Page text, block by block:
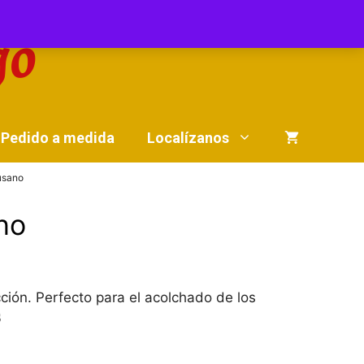
Pedido a medida Localízanos
Perfecto para el acolchado de los